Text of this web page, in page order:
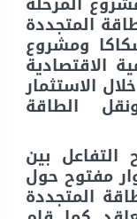
المتجددة
ومشروع
الاقتصادية
الاستثمار
الطاقة
بين
مفتوح حول
المتجددة